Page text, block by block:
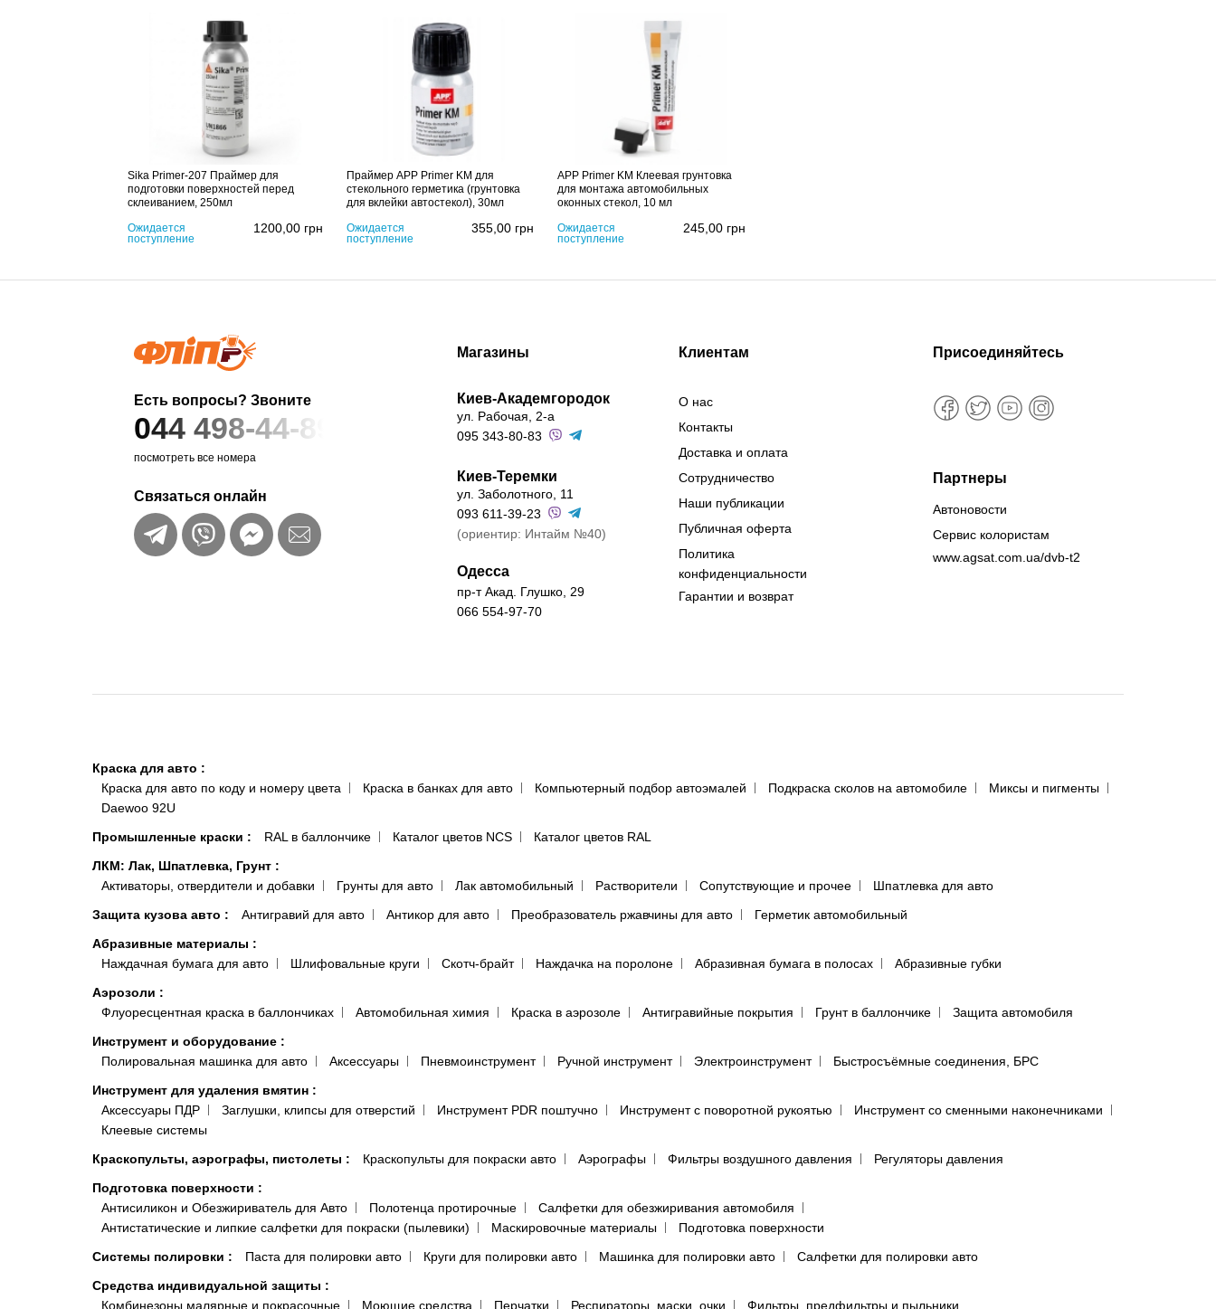
Sika Primer-207 Праймер для
подготовки поверхностей перед
склеиванием, 250мл
Ожидается
поступление
1200,00 грн
Праймер APP Primer KM для
стекольного герметика (грунтовка
для вклейки автостекол), 30мл
Ожидается
поступление
355,00 грн
APP Primer KM Клеевая грунтовка
для монтажа автомобильных
оконных стекол, 10 мл
Ожидается
поступление
245,00 грн
Есть вопросы? Звоните
044 498-44-89
посмотреть все номера
Связаться онлайн
Магазины
Киев-Академгородок
ул. Рабочая, 2-а
095 343-80-83
Киев-Теремки
ул. Заболотного, 11
093 611-39-23
(ориентир: Интайм №40)
Одесса
пр-т Акад. Глушко, 29
066 554-97-70
Клиентам
О нас
Контакты
Доставка и оплата
Сотрудничество
Наши публикации
Публичная оферта
Политика
конфиденциальности
Гарантии и возврат
Присоединяйтесь
Партнеры
Автоновости
Сервис колористам
www.agsat.com.ua/dvb-t2
Краска для авто :
Краска для авто по коду и номеру цвета
Краска в банках для авто Компьютерный подбор автоэмалей Подкраска сколов на автомобиле
Миксы и пигменты
Daewoo 92U
Промышленные краски : RAL в баллончике Каталог цветов NCS
Каталог цветов RAL
ЛКМ: Лак, Шпатлевка, Грунт :
Активаторы, отвердители и добавки
Грунты для авто Лак автомобильный Растворители Сопутствующие и прочее
Шпатлевка для авто
Защита кузова авто : Антигравий для авто Антикор для авто Преобразователь ржавчины для авто
Герметик автомобильный
Абразивные материалы :
Наждачная бумага для авто
Шлифовальные круги Скотч-брайт Наждачка на поролоне Абразивная бумага в полосах
Абразивные губки
Аэрозоли :
Флуоресцентная краска в баллончиках
Автомобильная химия Краска в аэрозоле Антигравийные покрытия Грунт в баллончике
Защита автомобиля
Инструмент и оборудование :
Полировальная машинка для авто
Аксессуары Пневмоинструмент Ручной инструмент Электроинструмент
Быстросъёмные соединения, БРС
Инструмент для удаления вмятин :
Аксессуары ПДР
Заглушки, клипсы для отверстий Инструмент PDR поштучно Инструмент с поворотной рукоятью
Инструмент со сменными наконечниками
Клеевые системы
Краскопульты, аэрографы, пистолеты : Краскопульты для покраски авто Аэрографы Фильтры воздушного давления
Регуляторы давления
Подготовка поверхности :
Антисиликон и Обезжириватель для Авто
Полотенца протирочные
Салфетки для обезжиривания автомобиля
Антистатические и липкие салфетки для покраски (пылевики)
Маскировочные материалы
Подготовка поверхности
Системы полировки : Паста для полировки авто Круги для полировки авто Машинка для полировки авто
Салфетки для полировки авто
Средства индивидуальной защиты :
Комбинезоны малярные и покрасочные
Моющие средства Перчатки Респираторы, маски, очки Фильтры, предфильтры и пыльники